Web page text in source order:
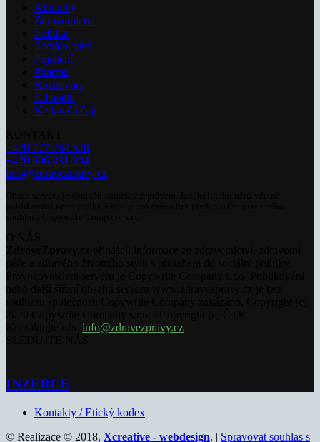
Aktuality
Zdravotnictví
Politika
Sociální věci
Pojištění
Pharma
Rozhovory
E-Health
Ke kávě i čaji
+420 777 264 528
+420 606 831 394
info@zdravezpravy.cz
info@zdravezpravy.cz
INZERCE
Kontakty / Etický kodex
© Realizace © 2018, Xcreative - webdesign. | Spravovat souhlas s